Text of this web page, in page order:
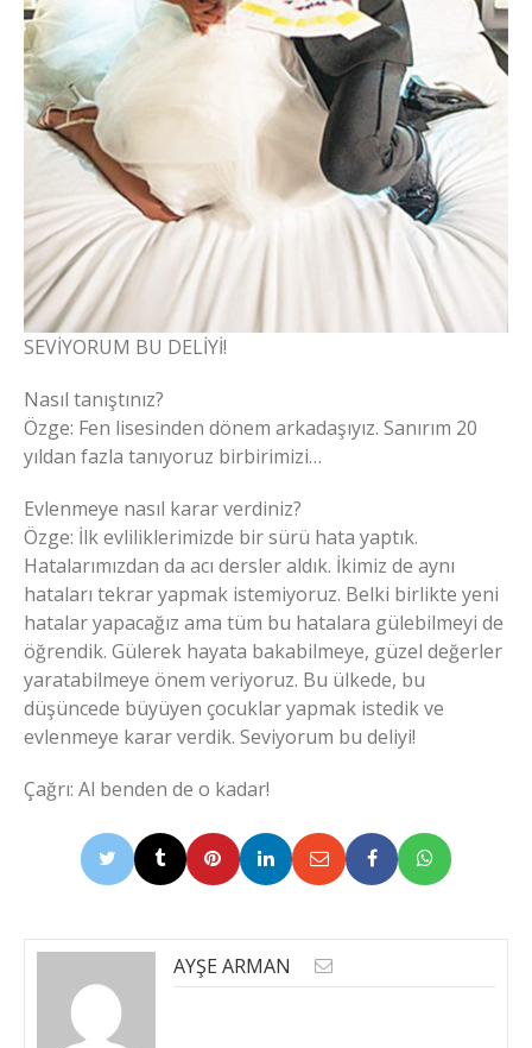
SEVİYORUM BU DELİYİ!
Nasıl tanıştınız?
Özge: Fen lisesinden dönem arkadaşıyız. Sanırım 20
yıldan fazla tanıyoruz birbirimizi…
Evlenmeye nasıl karar verdiniz?
Özge: İlk evliliklerimizde bir sürü hata yaptık.
Hatalarımızdan da acı dersler aldık. İkimiz de aynı
hataları tekrar yapmak istemiyoruz. Belki birlikte yeni
hatalar yapacağız ama tüm bu hatalara gülebilmeyi de
öğrendik. Gülerek hayata bakabilmeye, güzel değerler
yaratabilmeye önem veriyoruz. Bu ülkede, bu
düşüncede büyüyen çocuklar yapmak istedik ve
evlenmeye karar verdik. Seviyorum bu deliyi!
Çağrı: Al benden de o kadar!
AYŞE ARMAN